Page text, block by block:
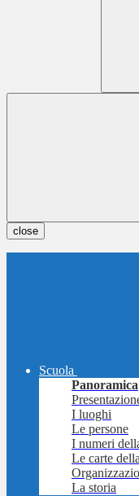
close
Scuola
Panoramica
I luoghi
Le persone
I numeri
Le carte
La storia